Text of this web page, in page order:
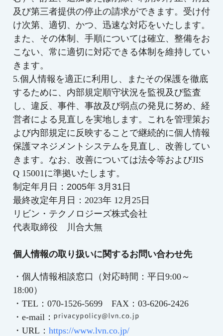
及び第三者提供の停止の請求ができます。受け付
け次第、適切、かつ、迅速な対応をいたします。
また、その体制、手順については確立、整備をお
こない、常に適切に対応できる体制を維持してい
きます。
5.個人情報を適正に利用し、またその保護を徹底
するために、内部規定順守状況を監視及び監査
し、違反、事件、事故及び弱点の発見に努め、経
営者による見直しを実地します。これを管理策お
よび内部規定に反映することで継続的に個人情報
保護マネジメントシステムを見直し、改善してい
きます。なお、改善については法令等およびJIS
Q 15001に準拠いたします。
制定年月日：2005年 3月31日
最終改定年月日： 2023年 12月25日
リビン・テクノロジーズ株式会社
代表取締役 川合大無
個人情報の取り扱いに関するお問い合わせ先
・個人情報相談窓口（対応時間：平日9:00～
18:00）
・TEL：070-1526-5699 FAX： 03-6206-2426
・e-mail：
・URL： https://www.lvn.co.jp/